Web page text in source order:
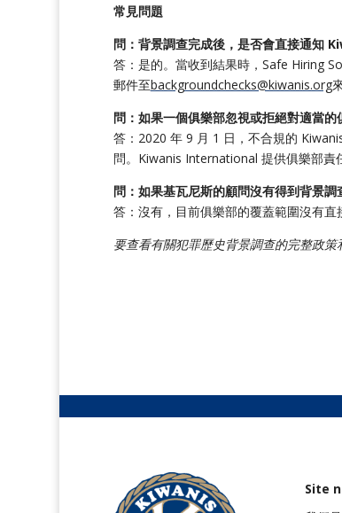
常見問題
問：背景調查完成後，是否會直接通知
答：是的。當收到結果時，Safe Hiring
郵件至backgroundchecks@kiwanis.org
問：如果一個俱樂部忽視或拒絕對適當
答：2020 年 9 月 1 日，不合規的
問。Kiwanis International 提供俱樂部責
問：如果基瓦尼斯的顧問沒有得到背景
答：沒有，目前俱樂部的覆蓋範圍沒有
要查看有關犯罪歷史背景調查的完整政
Site